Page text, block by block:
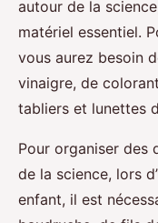
autour de la
matériel essentiel.
vous aurez besoin
vinaigre, de
tabliers et lunettes
Pour organiser des
de la science, lors
enfant, il est